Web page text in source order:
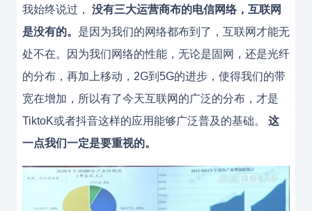
我始终说过， 没有三大运营商布的电信网络，互联网
是没有的。 是因为我们的网络都布到了，互联网才能无
处不在。因为我们网络的性能，无论是固网，还是光纤
的分布，再加上移动，2G到5G的进步，使得我们的带
宽在增加，所以有了今天互联网的广泛的分布，才是
TiktoK或者抖音这样的应用能够广泛普及的基础。 这
一点我们一定是要重视的。